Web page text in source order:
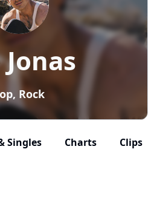
Jonas
Rock
Singles Charts Clips